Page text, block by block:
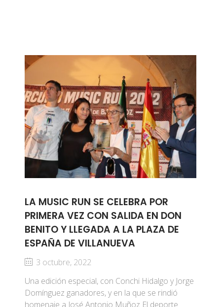
LA MUSIC RUN SE CELEBRA POR
PRIMERA VEZ CON SALIDA EN DON
BENITO Y LLEGADA A LA PLAZA DE
ESPAÑA DE VILLANUEVA
3 octubre, 2022
Una edición especial, con Conchi Hidalgo y Jorge
Domínguez ganadores, y en la que se rindió
homenaje a José Antonio Muñoz El deporte